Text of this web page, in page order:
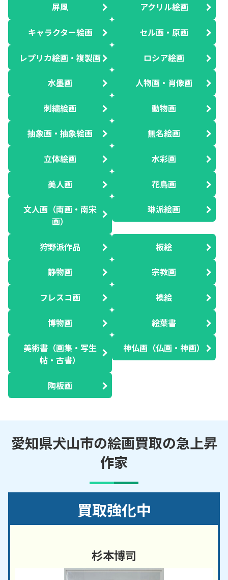
屏風 アクリル絵画
キャラクター絵画 セル画・原画
レプリカ絵画・複製画 ロシア絵画
水墨画 人物画・肖像画
刺繍絵画 動物画
抽象画・抽象絵画 無名絵画
立体絵画 水彩画
美人画 花鳥画
文人画（南画・南宋
画）
琳派絵画
狩野派作品 板絵
静物画 宗教画
フレスコ画 襖絵
博物画 絵葉書
美術書（画集・写生
帖・古書）
神仏画（仏画・神画）
陶板画
愛知県犬山市の絵画買取の急上昇
作家
買取強化中
杉本博司